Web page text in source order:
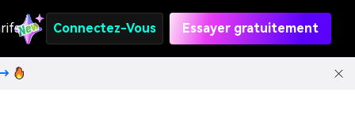
Connectez-Vous Essayer gratuitement